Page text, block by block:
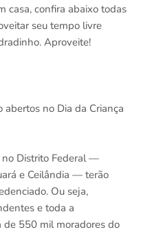
casa, confira abaixo todas
seu tempo livre
Aproveite!
abertos no Dia da Criança
no Distrito Federal —
e Ceilândia — terão
Ou seja,
e toda a
550 mil moradores do